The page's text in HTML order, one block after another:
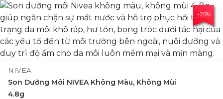
-25%
NIVEA
Son Dưỡng Môi NIVEA Không Màu, Không Mùi
4.8g